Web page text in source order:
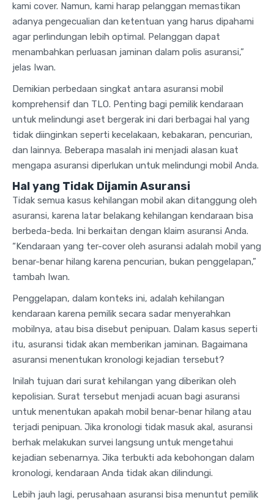
kami cover. Namun, kami harap pelanggan memastikan
adanya pengecualian dan ketentuan yang harus dipahami
agar perlindungan lebih optimal. Pelanggan dapat
menambahkan perluasan jaminan dalam polis asuransi,”
jelas Iwan.
Demikian perbedaan singkat antara asuransi mobil
komprehensif dan TLO. Penting bagi pemilik kendaraan
untuk melindungi aset bergerak ini dari berbagai hal yang
tidak diinginkan seperti kecelakaan, kebakaran, pencurian,
dan lainnya. Beberapa masalah ini menjadi alasan kuat
mengapa asuransi diperlukan untuk melindungi mobil Anda.
Hal yang Tidak Dijamin Asuransi
Tidak semua kasus kehilangan mobil akan ditanggung oleh
asuransi, karena latar belakang kehilangan kendaraan bisa
berbeda-beda. Ini berkaitan dengan klaim asuransi Anda.
“Kendaraan yang ter-cover oleh asuransi adalah mobil yang
benar-benar hilang karena pencurian, bukan penggelapan,”
tambah Iwan.
Penggelapan, dalam konteks ini, adalah kehilangan
kendaraan karena pemilik secara sadar menyerahkan
mobilnya, atau bisa disebut penipuan. Dalam kasus seperti
itu, asuransi tidak akan memberikan jaminan. Bagaimana
asuransi menentukan kronologi kejadian tersebut?
Inilah tujuan dari surat kehilangan yang diberikan oleh
kepolisian. Surat tersebut menjadi acuan bagi asuransi
untuk menentukan apakah mobil benar-benar hilang atau
terjadi penipuan. Jika kronologi tidak masuk akal, asuransi
berhak melakukan survei langsung untuk mengetahui
kejadian sebenarnya. Jika terbukti ada kebohongan dalam
kronologi, kendaraan Anda tidak akan dilindungi.
Lebih jauh lagi, perusahaan asuransi bisa menuntut pemilik